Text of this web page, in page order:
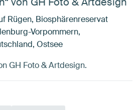
Rügen, Biosphärenreservat
Vorpommern,
Ostsee
GH Foto & Artdesign.